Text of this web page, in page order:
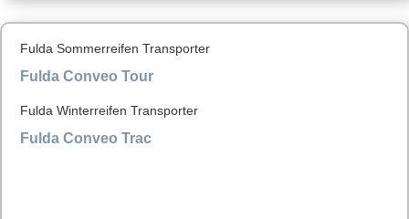
Fulda Sommerreifen Transporter
Fulda Conveo Tour
Fulda Winterreifen Transporter
Fulda Conveo Trac